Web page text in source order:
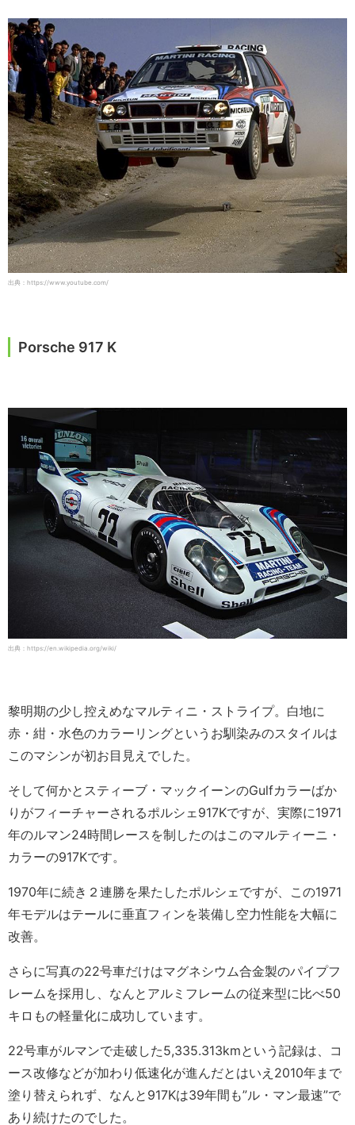
出典：https://www.youtube.com/
Porsche 917 K
出典：https://en.wikipedia.org/wiki/
黎明期の少し控えめなマルティニ・ストライプ。白地に
赤・紺・水色のカラーリングというお馴染みのスタイルは
このマシンが初お目見えでした。
そして何かとスティーブ・マックイーンのGulfカラーばか
りがフィーチャーされるポルシェ917Kですが、実際に1971
年のルマン24時間レースを制したのはこのマルティーニ・
カラーの917Kです。
1970年に続き２連勝を果たしたポルシェですが、この1971
年モデルはテールに垂直フィンを装備し空力性能を大幅に
改善。
さらに写真の22号車だけはマグネシウム合金製のパイプフ
レームを採用し、なんとアルミフレームの従来型に比べ50
キロもの軽量化に成功しています。
22号車がルマンで走破した5,335.313kmという記録は、コ
ース改修などが加わり低速化が進んだとはいえ2010年まで
塗り替えられず、なんと917Kは39年間も”ル・マン最速”で
あり続けたのでした。